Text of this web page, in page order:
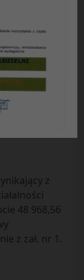
„Łęgi”
z
48 968,56
z zał. nr 1.